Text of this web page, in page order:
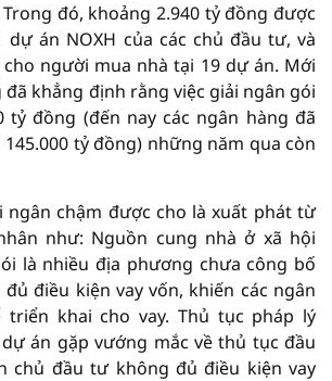
đó, khoảng 2.940 tỷ đồng được
dự án NOXH của các chủ đầu tư, và
người mua nhà tại 19 dự án. Mới
đã khẳng định rằng việc giải ngân gói
tỷ đồng (đến nay các ngân hàng đã
tỷ đồng) những năm qua còn
ngân chậm được cho là xuất phát từ
như: Nguồn cung nhà ở xã hội
là nhiều địa phương chưa công bố
điều kiện vay vốn, khiến các ngân
triển khai cho vay. Thủ tục pháp lý
án gặp vướng mắc về thủ tục đầu
chủ đầu tư không đủ điều kiện vay